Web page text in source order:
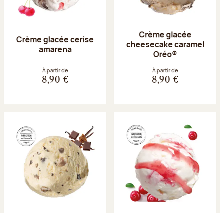
Crème glacée cerise
amarena
À partir de
8,90 €
Crème glacée
cheesecake caramel
Oréo®
À partir de
8,90 €